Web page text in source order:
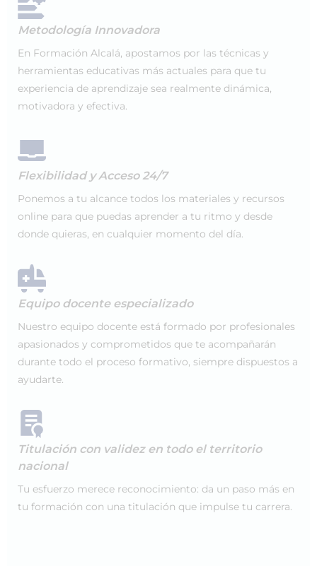
Metodología Innovadora
En Formación Alcalá, apostamos por las técnicas y
herramientas educativas más actuales para que tu
experiencia de aprendizaje sea realmente dinámica,
motivadora y efectiva.
Flexibilidad y Acceso 24/7
Ponemos a tu alcance todos los materiales y recursos
online para que puedas aprender a tu ritmo y desde
donde quieras, en cualquier momento del día.
Equipo docente especializado
Nuestro equipo docente está formado por profesionales
apasionados y comprometidos que te acompañarán
durante todo el proceso formativo, siempre dispuestos a
ayudarte.
Titulación con validez en todo el territorio
nacional
Tu esfuerzo merece reconocimiento: da un paso más en
tu formación con una titulación que impulse tu carrera.